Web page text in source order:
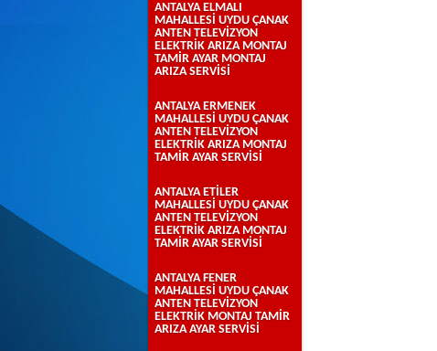
ANTALYA ELMALI
MAHALLESİ UYDU ÇANAK
ANTEN TELEVİZYON
ELEKTRİK ARIZA MONTAJ
TAMİR AYAR MONTAJ
ARIZA SERVİSİ
ANTALYA ERMENEK
MAHALLESİ UYDU ÇANAK
ANTEN TELEVİZYON
ELEKTRİK ARIZA MONTAJ
TAMİR AYAR SERVİSİ
ANTALYA ETİLER
MAHALLESİ UYDU ÇANAK
ANTEN TELEVİZYON
ELEKTRİK ARIZA MONTAJ
TAMİR AYAR SERVİSİ
ANTALYA FENER
MAHALLESİ UYDU ÇANAK
ANTEN TELEVİZYON
ELEKTRİK MONTAJ TAMİR
ARIZA AYAR SERVİSİ